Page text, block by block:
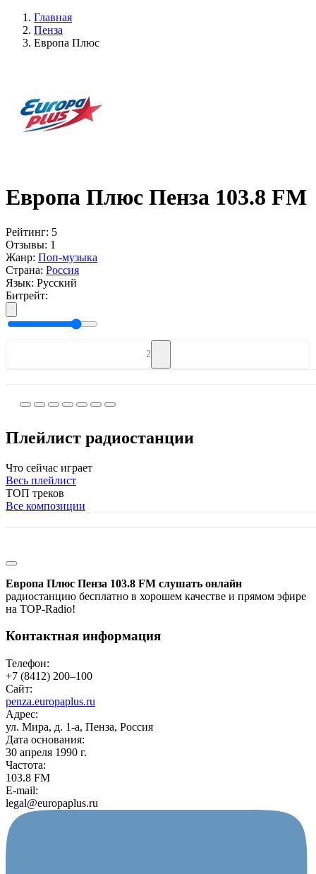
Главная
Пенза
Европа Плюс
Европа Плюс Пенза 103.8 FM
Рейтинг: 5
Отзывы: 1
Жанр: Поп-музыка
Страна: Россия
Язык: Русский
Битрейт:
2
Плейлист радиостанции
Что сейчас играет
Весь плейлист
ТОП треков
Все композиции
Европа Плюс Пенза 103.8 FM слушать онлайн
радиостанцию бесплатно в хорошем качестве и прямом эфире
на TOP-Radio!
Контактная информация
Телефон:
+7 (8412) 200‒100
Сайт:
penza.europaplus.ru
Адрес:
ул. Мира, д. 1-а, Пенза, Россия
Дата основания:
30 апреля 1990 г.
Частота:
103.8 FM
E-mail:
legal@europaplus.ru